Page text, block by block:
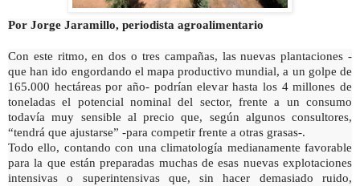
Por Jorge Jaramillo, periodista agroalimentario
Con este ritmo, en dos o tres campañas, las nuevas plantaciones -
que han ido engordando el mapa productivo mundial, a un golpe de
165.000 hectáreas por año- podrían elevar hasta los 4 millones de
toneladas el potencial nominal del sector, frente a un consumo
todavía muy sensible al precio que, según algunos consultores,
“tendrá que ajustarse” -para competir frente a otras grasas-.
Todo ello, contando con una climatología medianamente favorable
para la que están preparadas muchas de esas nuevas explotaciones
intensivas o superintensivas que, sin hacer demasiado ruido,